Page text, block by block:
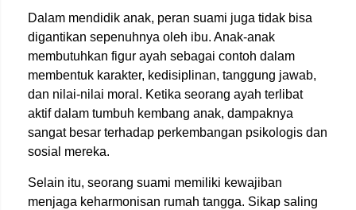
Dalam mendidik anak, peran suami juga tidak bisa
digantikan sepenuhnya oleh ibu. Anak-anak
membutuhkan figur ayah sebagai contoh dalam
membentuk karakter, kedisiplinan, tanggung jawab,
dan nilai-nilai moral. Ketika seorang ayah terlibat
aktif dalam tumbuh kembang anak, dampaknya
sangat besar terhadap perkembangan psikologis dan
sosial mereka.
Selain itu, seorang suami memiliki kewajiban
menjaga keharmonisan rumah tangga. Sikap saling